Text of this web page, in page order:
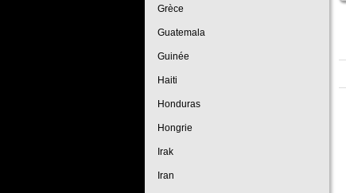
Grèce
Guatemala
Guinée
Haiti
Honduras
Hongrie
Irak
Iran